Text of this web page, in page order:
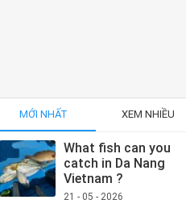
MỚI NHẤT XEM NHIỀU
What fish can you
catch in Da Nang
Vietnam ?
21 - 05 - 2026